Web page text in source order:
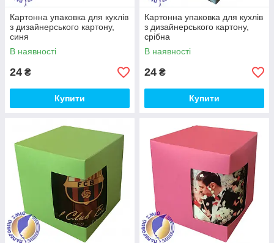
Картонна упаковка для кухлів
з дизайнерського картону,
синя
В наявності
24 ₴
Купити
Картонна упаковка для кухлів
з дизайнерського картону,
срібна
В наявності
24 ₴
Купити